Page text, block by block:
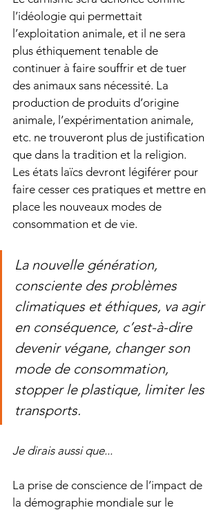
l’idéologie qui permettait
l’exploitation animale, et il ne sera
plus éthiquement tenable de
continuer à faire souffrir et de tuer
des animaux sans nécessité. La
production de produits d’origine
animale, l’expérimentation animale,
etc. ne trouveront plus de justification
que dans la tradition et la religion.
Les états laïcs devront légiférer pour
faire cesser ces pratiques et mettre en
place les nouveaux modes de
consommation et de vie.
La nouvelle génération,
consciente des problèmes
climatiques et éthiques, va agir
en conséquence, c’est-à-dire
devenir végane, changer son
mode de consommation,
stopper le plastique, limiter les
transports.
Je dirais aussi que...
La prise de conscience de l’impact de
la démographie mondiale sur le